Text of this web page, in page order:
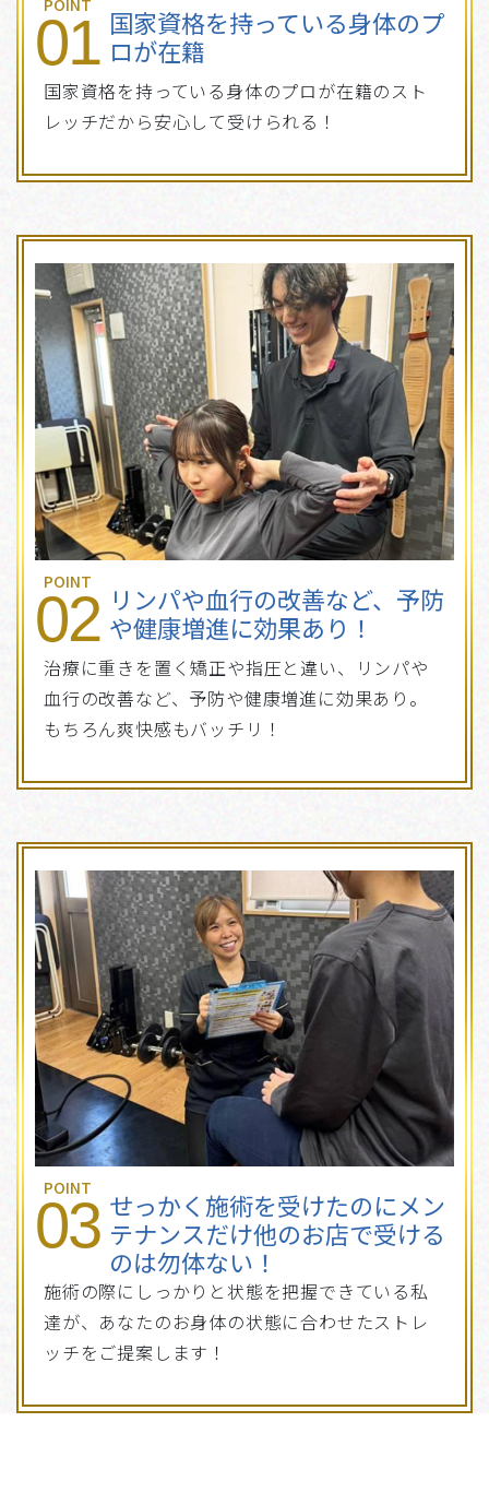
01 国家資格を持っている身体のプ
ロが在籍
国家資格を持っている身体のプロが在籍のスト
レッチだから安心して受けられる！
POINT
02 リンパや血行の改善など、予防
や健康増進に効果あり！
治療に重きを置く矯正や指圧と違い、リンパや
血行の改善など、予防や健康増進に効果あり。
もちろん爽快感もバッチリ！
POINT
03 せっかく施術を受けたのにメン
テナンスだけ他のお店で受ける
のは勿体ない！
施術の際にしっかりと状態を把握できている私
達が、あなたのお身体の状態に合わせたストレ
ッチをご提案します！